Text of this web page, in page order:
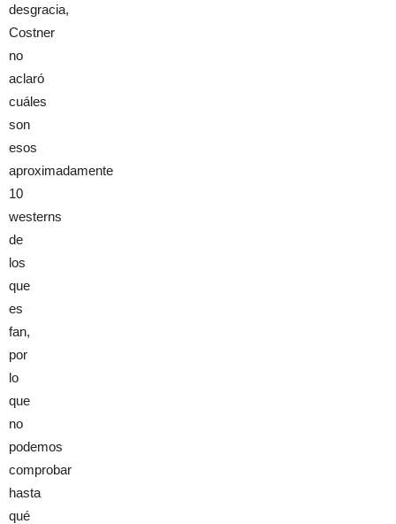
desgracia,
Costner
no
aclaró
cuáles
son
esos
aproximadamente
10
westerns
de
los
que
es
fan,
por
lo
que
no
podemos
comprobar
hasta
qué